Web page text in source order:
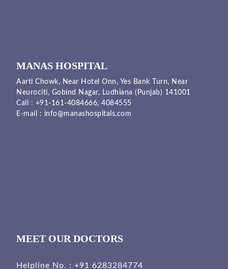
MANAS HOSPITAL
Aarti Chowk, Near Hotel Onn, Yes Bank Turn, Near
Neurociti, Gobind Nagar, Ludhiana (Punjab) 141001
Call : +91-161-4084666, 4084555
E-mail : info@manashospitals.com
MEET OUR DOCTORS
Helpline No. : +91 6283284774